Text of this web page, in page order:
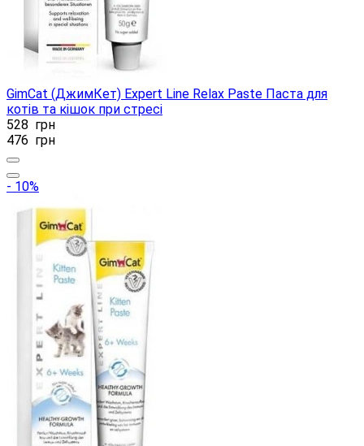
GimCat (ДжимКет) Expert Line Relax Paste Паста для
котів та кішок при стресі
528 грн
476 грн
- 10%